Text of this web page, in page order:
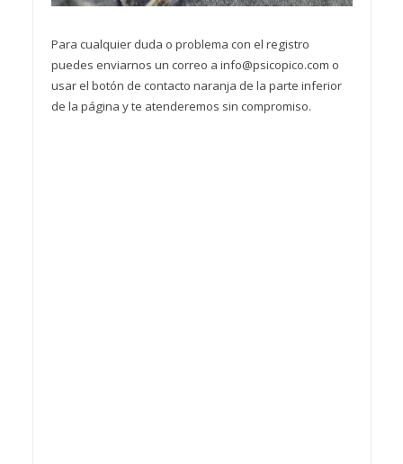
Para cualquier duda o problema con el registro
puedes enviarnos un correo a info@psicopico.com o
usar el botón de contacto naranja de la parte inferior
de la página y te atenderemos sin compromiso.